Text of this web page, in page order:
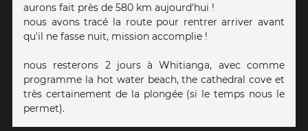
aurons fait près de 580 km aujourd'hui !
nous avons tracé la route pour rentrer arriver avant
qu'il ne fasse nuit, mission accomplie !
nous resterons 2 jours à Whitianga, avec comme
programme la hot water beach, the cathedral cove et
très certainement de la plongée (si le temps nous le
permet).